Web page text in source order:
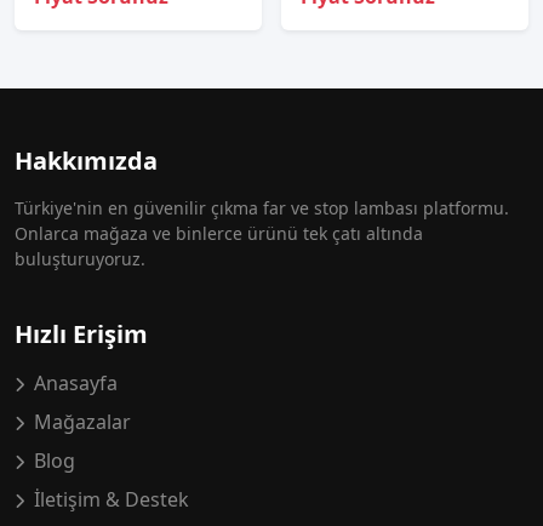
Hakkımızda
Türkiye'nin en güvenilir çıkma far ve stop lambası platformu.
Onlarca mağaza ve binlerce ürünü tek çatı altında
buluşturuyoruz.
Hızlı Erişim
Anasayfa
Mağazalar
Blog
İletişim & Destek